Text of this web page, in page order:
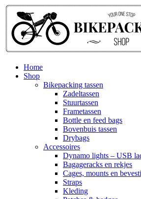
Home
Shop
Bikepacking tassen
Zadeltassen
Stuurtassen
Frametassen
Bottle en feed bags
Bovenbuis tassen
Drybags
Accessoires
Dynamo lights – USB
Bagageracks en rekjes
Cages, mounts en
Straps
Kleding